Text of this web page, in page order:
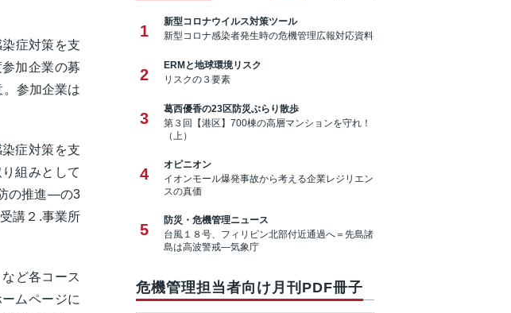
症対策を支
加企業の募
参加企業は
症対策を支
組みとして
の推進―の3
講２.事業所
ど各コース
ムページに
1
新型コロナウイルス対策ツール
新型コロナ感染者発生時の危機管理広報対応資料
2
ERMと地球環境リスク
リスクの３要素
3
葛西優香の23区防災ぶらり散歩
第３回【港区】700棟の高層マンションを守れ！
（上）
4
オピニオン
イオンモール爆発事故から考える企業レジリエン
スの真価
5
防災・危機管理ニュース
台風１８号、フィリピン北部付近通過へ＝先島諸
島は高波警戒―気象庁
危機管理担当者向け月刊PDF冊子